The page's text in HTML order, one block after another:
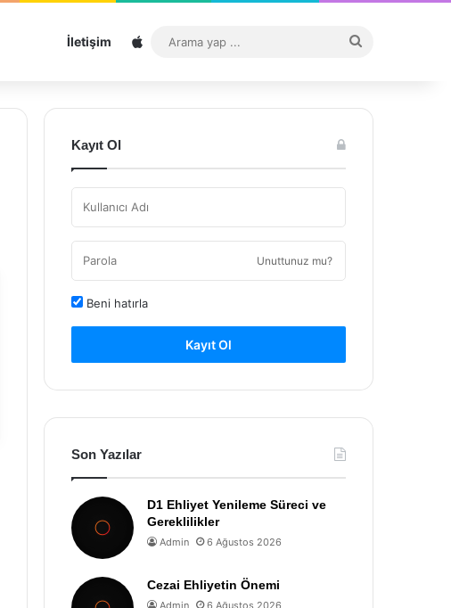
İletişim Sitemap
...
Kayıt Ol
Unuttunuz mu?
Beni hatırla
Kayıt Ol
Son Yazılar
D1 Ehliyet Yenileme Süreci ve
Gereklilikler
Admin 6 Ağustos 2026
Cezai Ehliyetin Önemi
Admin 6 Ağustos 2026